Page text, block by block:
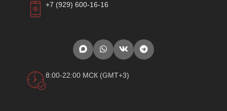
+7 (929) 600-16-16
8:00-22:00 МСК (GMT+3)